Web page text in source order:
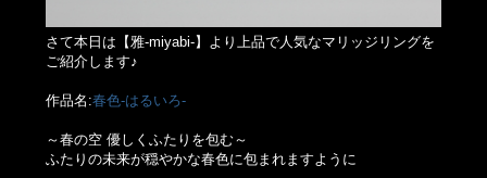
さて本日は【雅-miyabi-】より上品で人気なマリッジリングを
ご紹介します♪
作品名:春色-はるいろ-
～春の空 優しくふたりを包む～
ふたりの未来が穏やかな春色に包まれますように